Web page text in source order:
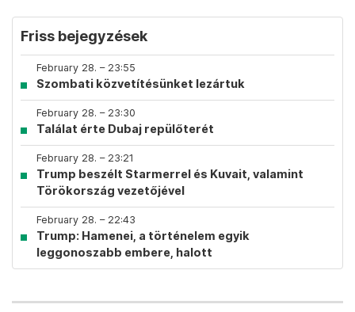
Friss bejegyzések
February 28. – 23:55
Szombati közvetítésünket lezártuk
February 28. – 23:30
Találat érte Dubaj repülőterét
February 28. – 23:21
Trump beszélt Starmerrel és Kuvait, valamint
Törökország vezetőjével
February 28. – 22:43
Trump: Hamenei, a történelem egyik
leggonoszabb embere, halott